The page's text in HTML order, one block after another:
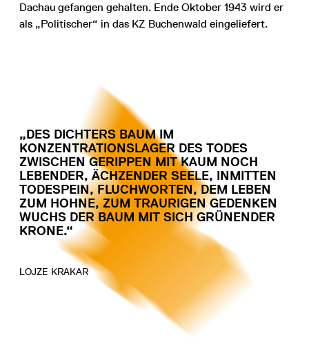
Dachau gefangen gehalten. Ende Oktober 1943 wird er
als „Politischer“ in das KZ Buchenwald eingeliefert.
„DES DICHTERS BAUM IM
KONZENTRATIONSLAGER DES TODES
ZWISCHEN GERIPPEN MIT KAUM NOCH
LEBENDER, ÄCHZENDER SEELE, INMITTEN
TODESPEIN, FLUCHWORTEN, DEM LEBEN
ZUM HOHNE, ZUM TRAURIGEN GEDENKEN
WUCHS DER BAUM MIT SICH GRÜNENDER
KRONE.“
LOJZE KRAKAR